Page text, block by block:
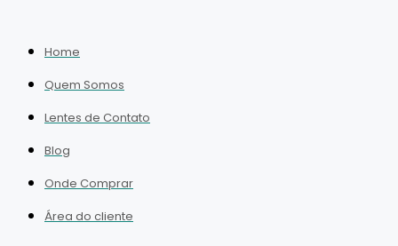
Home
Quem Somos
Lentes de Contato
Blog
Onde Comprar
Área do cliente